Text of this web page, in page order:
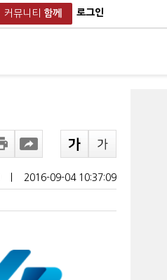
커뮤니티 함께 로그인
2016-09-04 10:37:09